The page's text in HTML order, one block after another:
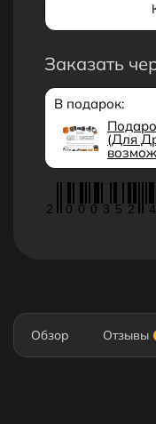
Заказать
В подарок:
(Для
2 0 0 0 3 5 2 4
Обзор Отзывы